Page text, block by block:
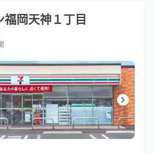
岡天神１丁目